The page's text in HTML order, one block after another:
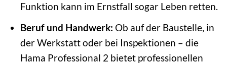
Funktion kann im Ernstfall sogar Leben retten.
Beruf und Handwerk: Ob auf der Baustelle, in
der Werkstatt oder bei Inspektionen – die
Hama Professional 2 bietet professionellen